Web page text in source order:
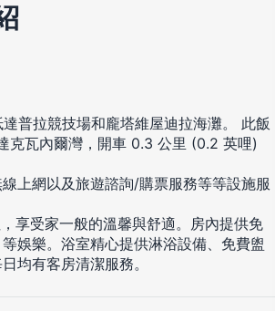
普拉競技場和龐塔維屋迪拉海灘。 此飯
克瓦內爾灣，開車 0.3 公里 (0.2 英哩)
上網以及旅遊諮詢/購票服務等等設施服
享受家一般的溫馨與舒適。房內提供免
娛樂。浴室精心提供淋浴設備、免費盥
均有客房清潔服務。